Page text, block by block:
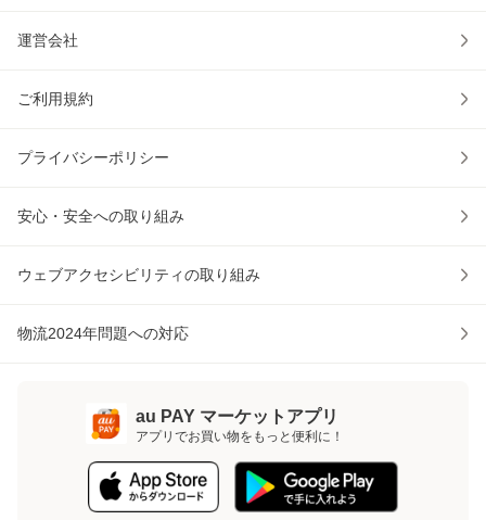
運営会社
ご利用規約
プライバシーポリシー
安心・安全への取り組み
ウェブアクセシビリティの取り組み
物流2024年問題への対応
au PAY マーケットアプリ
アプリでお買い物をもっと便利に！